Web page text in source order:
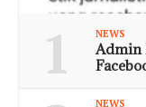
1 NEWS
Admin
NEWS